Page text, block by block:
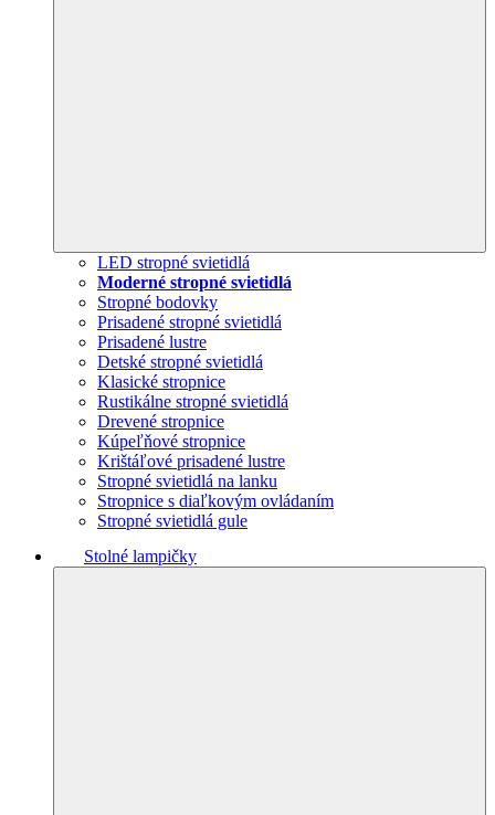
LED stropné svietidlá
Moderné stropné svietidlá
Stropné bodovky
Prisadené stropné svietidlá
Prisadené lustre
Detské stropné svietidlá
Klasické stropnice
Rustikálne stropné svietidlá
Drevené stropnice
Kúpeľňové stropnice
Krištáľové prisadené lustre
Stropné svietidlá na lanku
Stropnice s diaľkovým ovládaním
Stropné svietidlá gule
Stolné lampičky